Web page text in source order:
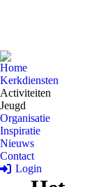
Home
Kerkdiensten
Activiteiten
Jeugd
Organisatie
Inspiratie
Nieuws
Contact
Login